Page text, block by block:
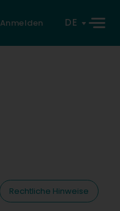
Anmelden DE
Rechtliche Hinweise